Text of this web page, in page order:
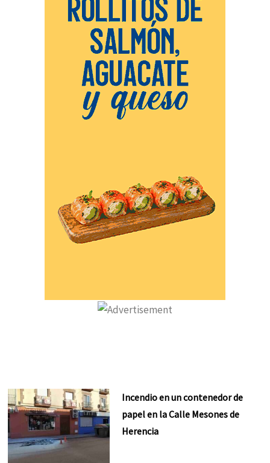
Incendio en un contenedor de
papel en la Calle Mesones de
Herencia